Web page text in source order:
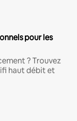
pour les
? Trouvez
haut débit et